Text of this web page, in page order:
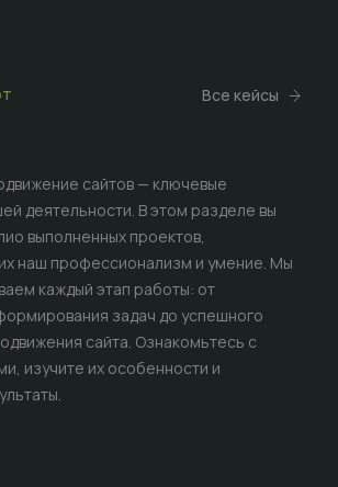
Все кейсы
сайтов — ключевые
деятельности. В этом разделе вы
выполненных проектов,
наш профессионализм и умение. Мы
каждый этап работы: от
задач до успешного
сайта. Ознакомьтесь с
изучите их особенности и